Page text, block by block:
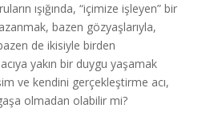
ışığında, “içimize işleyen” bir
bazen gözyaşlarıyla,
de ikisiyle birden
yakın bir duygu yaşamak
ve kendini gerçekleştirme acı,
olmadan olabilir mi?